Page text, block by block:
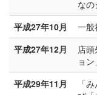
な
平成27年10月
一般
平成27年12月
店
ョ
平成29年11月
「